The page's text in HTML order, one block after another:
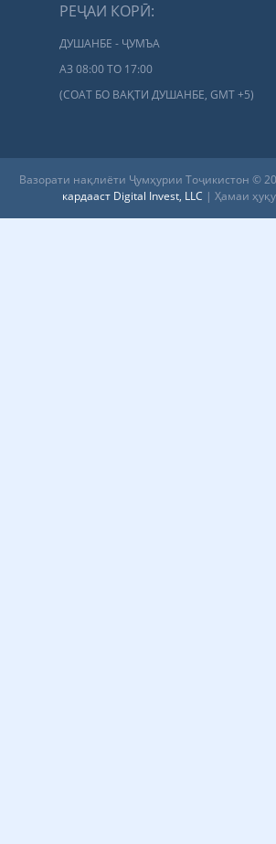
РЕҶАИ КОРӢ:
ДУШАНБЕ - ҶУМЪА
АЗ 08:00 ТО 17:00
(СОАТ БО ВАҚТИ ДУШАНБЕ, GMT +5)
Вазорати нақлиёти Ҷумҳурии Тоҷикистон ©
кардааст Digital Invest, LLC | Ҳамаи